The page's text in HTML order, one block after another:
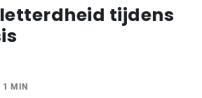
tijdens
1 MIN